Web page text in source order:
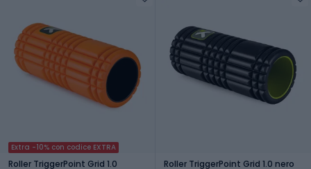
Extra -10% con codice EXTRA
Roller TriggerPoint Grid 1.0
Roller TriggerPoint Grid 1.0 nero